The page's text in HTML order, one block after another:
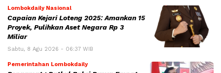
Lombokdaily Nasional
Capaian Kejari Loteng 2025: Amankan 15
Proyek, Pulihkan Aset Negara Rp 3
Miliar
Sabtu, 8 Agu 2026 - 06:37 WIB
Pemerintahan Lombokdaily